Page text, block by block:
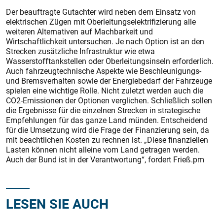
Der beauftragte Gutachter wird neben dem Einsatz von
elektrischen Zügen mit Oberleitungselektrifizierung alle
weiteren Alternativen auf Machbarkeit und
Wirtschaftlichkeit untersuchen. Je nach Option ist an den
Strecken zusätzliche Infrastruktur wie etwa
Wasserstofftankstellen oder Oberleitungsinseln erforderlich.
Auch fahrzeugtechnische Aspekte wie Beschleunigungs-
und Bremsverhalten sowie der Energiebedarf der Fahrzeuge
spielen eine wichtige Rolle. Nicht zuletzt werden auch die
CO2-Emissionen der Optionen verglichen. Schließlich sollen
die Ergebnisse für die einzelnen Strecken in strategische
Empfehlungen für das ganze Land münden. Entscheidend
für die Umsetzung wird die Frage der Finanzierung sein, da
mit beachtlichen Kosten zu rechnen ist. „Diese finanziellen
Lasten können nicht alleine vom Land getragen werden.
Auch der Bund ist in der Verantwortung“, fordert Frieß.pm
LESEN SIE AUCH